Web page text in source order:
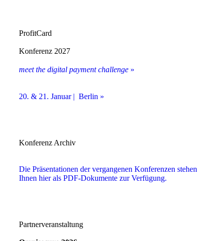
ProfitCard
Konferenz 2027
meet the digital payment challenge »
20. & 21. Januar | Berlin »
Konferenz Archiv
Die Präsentationen der vergangenen Konferenzen stehen
Ihnen hier als PDF-Dokumente zur Verfügung.
Partnerveranstaltung